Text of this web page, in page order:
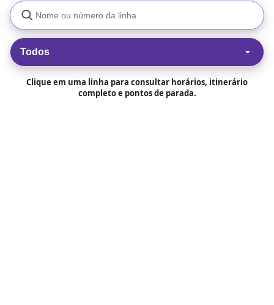
Todos
Clique em uma linha para consultar horários, itinerário
completo e pontos de parada.